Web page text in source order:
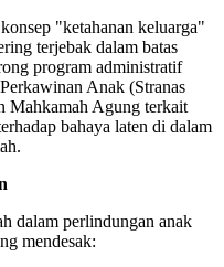
"ketahanan keluarga"
terjebak dalam batas
program administratif
Anak (Stranas
Mahkamah Agung terkait
bahaya laten di dalam
dalam perlindungan anak
mendesak: